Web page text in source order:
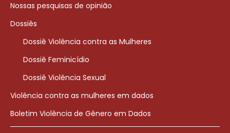
Nossas pesquisas de opinião
Dossiês
Dossiê Violência contra as Mulheres
Dossiê Feminicídio
Dossiê Violência Sexual
Violência contra as mulheres em dados
Boletim Violência de Gênero em Dados